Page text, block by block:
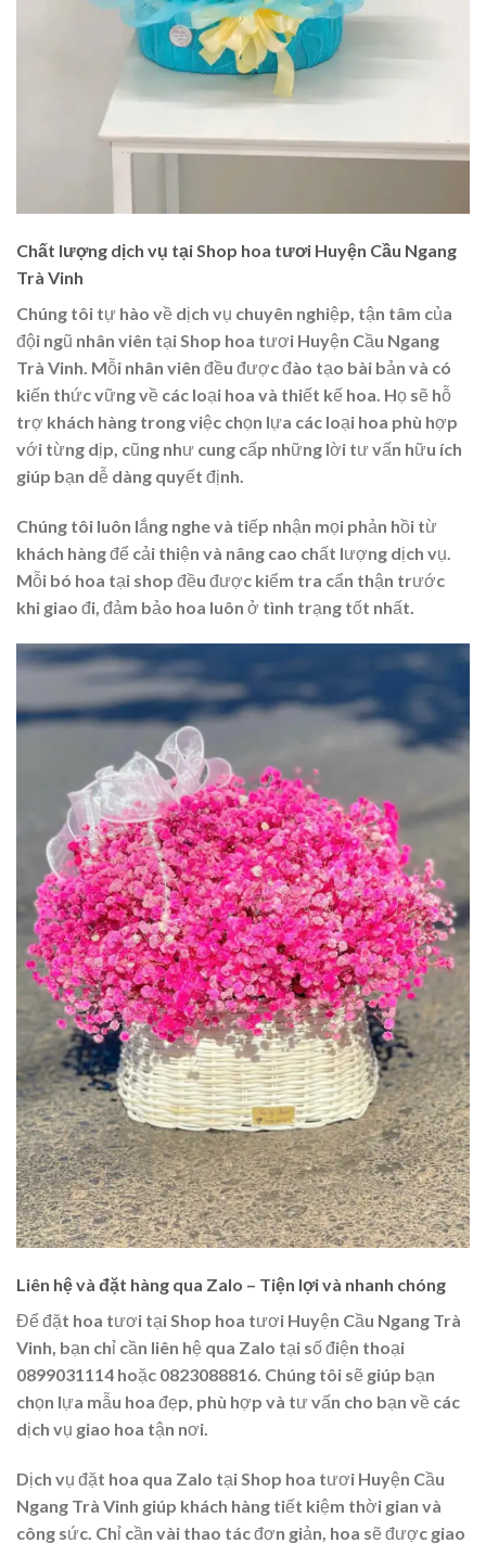
Chất lượng dịch vụ tại Shop hoa tươi Huyện Cầu Ngang
Trà Vinh
Chúng tôi tự hào về dịch vụ chuyên nghiệp, tận tâm của
đội ngũ nhân viên tại Shop hoa tươi Huyện Cầu Ngang
Trà Vinh. Mỗi nhân viên đều được đào tạo bài bản và có
kiến thức vững về các loại hoa và thiết kế hoa. Họ sẽ hỗ
trợ khách hàng trong việc chọn lựa các loại hoa phù hợp
với từng dịp, cũng như cung cấp những lời tư vấn hữu ích
giúp bạn dễ dàng quyết định.
Chúng tôi luôn lắng nghe và tiếp nhận mọi phản hồi từ
khách hàng để cải thiện và nâng cao chất lượng dịch vụ.
Mỗi bó hoa tại shop đều được kiểm tra cẩn thận trước
khi giao đi, đảm bảo hoa luôn ở tình trạng tốt nhất.
Liên hệ và đặt hàng qua Zalo – Tiện lợi và nhanh chóng
Để đặt hoa tươi tại Shop hoa tươi Huyện Cầu Ngang Trà
Vinh, bạn chỉ cần liên hệ qua Zalo tại số điện thoại
0899031114 hoặc 0823088816. Chúng tôi sẽ giúp bạn
chọn lựa mẫu hoa đẹp, phù hợp và tư vấn cho bạn về các
dịch vụ giao hoa tận nơi.
Dịch vụ đặt hoa qua Zalo tại Shop hoa tươi Huyện Cầu
Ngang Trà Vinh giúp khách hàng tiết kiệm thời gian và
công sức. Chỉ cần vài thao tác đơn giản, hoa sẽ được giao